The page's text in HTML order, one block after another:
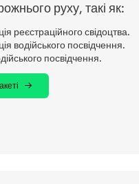
руху, такі як:
реєстраційного свідоцтва.
водійського посвідчення.
посвідчення.